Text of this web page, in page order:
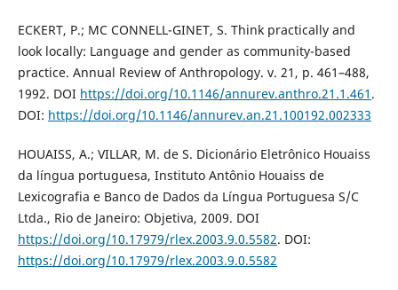
ECKERT, P.; MC CONNELL-GINET, S. Think practically and
look locally: Language and gender as community-based
practice. Annual Review of Anthropology. v. 21, p. 461–488,
1992. DOI https://doi.org/10.1146/annurev.anthro.21.1.461 .
DOI: https://doi.org/10.1146/annurev.an.21.100192.002333
HOUAISS, A.; VILLAR, M. de S. Dicionário Eletrônico Houaiss
da língua portuguesa, Instituto Antônio Houaiss de
Lexicografia e Banco de Dados da Língua Portuguesa S/C
Ltda., Rio de Janeiro: Objetiva, 2009. DOI
https://doi.org/10.17979/rlex.2003.9.0.5582. DOI:
https://doi.org/10.17979/rlex.2003.9.0.5582